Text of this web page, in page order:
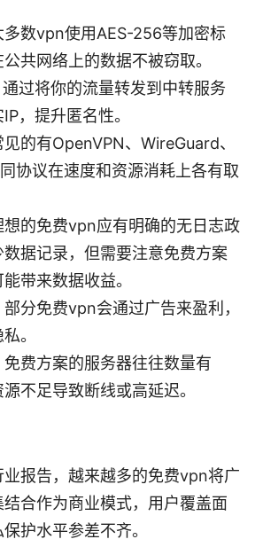
多数vpn使用AES-256等加密标
共网络上的数据不被窃取。
过将你的流量转发到中转服务
，提升匿名性。
的有OpenVPN、WireGuard、
协议在速度和资源消耗上各有取
想的免费vpn应有明确的无日志政
据记录，但需要注意免费方案
带来数据收益。
分免费vpn会通过广告来盈利，
。
费方案的服务器往往数量有
不足导致断线或高延迟。
报告，越来越多的免费vpn将广
合作为商业模式，用户覆盖面
护水平参差不齐。